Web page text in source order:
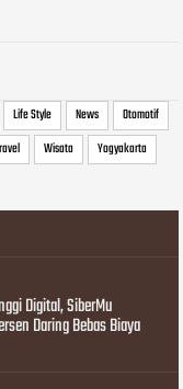
Life Style News
Otomotif
Wisata Yogyakarta
Digital, SiberMu
Daring Bebas Biaya